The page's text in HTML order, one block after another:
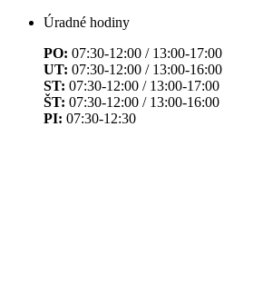
Úradné hodiny
PO: 07:30-12:00 / 13:00-17:00
UT: 07:30-12:00 / 13:00-16:00
ST: 07:30-12:00 / 13:00-17:00
ŠT: 07:30-12:00 / 13:00-16:00
PI: 07:30-12:30